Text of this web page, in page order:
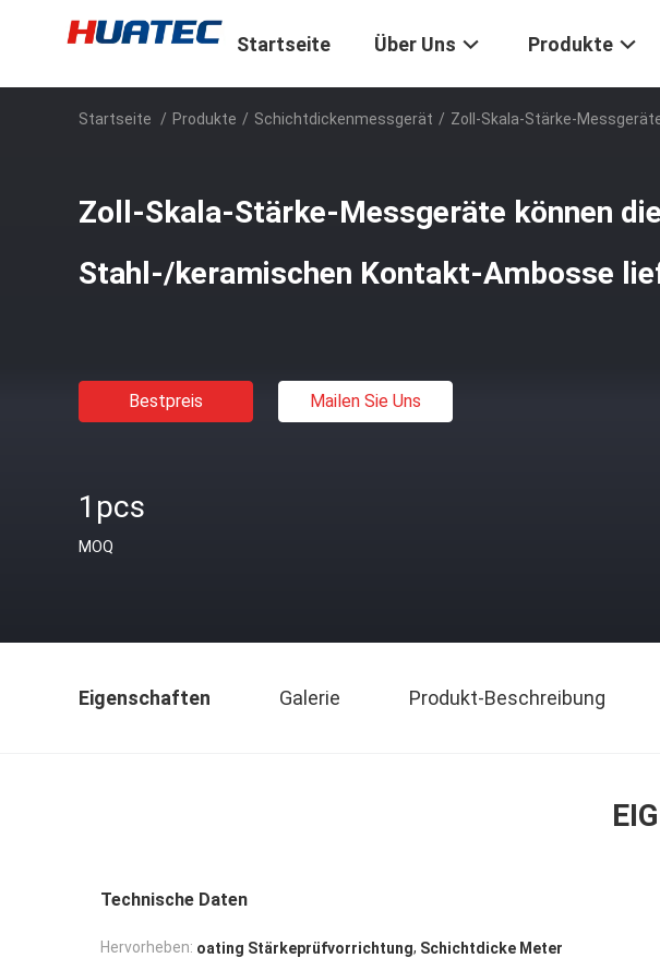
Startseite Über Uns Produkte
Startseite / Produkte / Schichtdickenmessgerät / Zoll-Skala-Stärke-
Zoll-Skala-Stärke-Messgeräte können die
Stahl-/keramischen Kontakt-Ambosse
Bestpreis Mailen Sie Uns
1pcs
MOQ
Eigenschaften Galerie Produkt-Beschreibung
Technische Daten
Hervorheben: oating Stärkeprüfvorrichtung, Schichtdicke Meter